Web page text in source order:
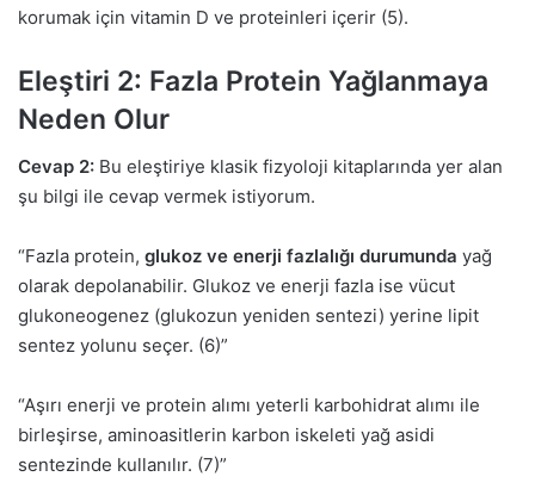
korumak için vitamin D ve proteinleri içerir (5).
Eleştiri 2: Fazla Protein Yağlanmaya
Neden Olur
Cevap 2: Bu eleştiriye klasik fizyoloji kitaplarında yer alan
şu bilgi ile cevap vermek istiyorum.
“Fazla protein, glukoz ve enerji fazlalığı durumunda yağ
olarak depolanabilir. Glukoz ve enerji fazla ise vücut
glukoneogenez (glukozun yeniden sentezi) yerine lipit
sentez yolunu seçer. (6)”
“Aşırı enerji ve protein alımı yeterli karbohidrat alımı ile
birleşirse, aminoasitlerin karbon iskeleti yağ asidi
sentezinde kullanılır. (7)”